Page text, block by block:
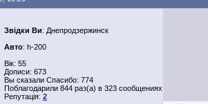
Звідки Ви: Днепродзержинск
Авто: h-200
Вік: 55
Дописи: 673
Вы сказали Спасибо: 774
Поблагодарили 844 раз(а) в 323 сообщениях
Репутація: 2